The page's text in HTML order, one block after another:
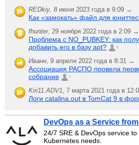
REDkiy, 8 июня 2023 года в 9:09 →
Как «замокать» файл для
fhunter, 29 ноября 2022 года в 2:09 →
Проблема с NO_PUBKEY: как
добавить его в базу apt?
6
Иванн, 9 апреля 2022 года в 8:31 →
Ассоциация РАСПО провела
собрание
1
Kiri11.ADV1, 7 марта 2021 года в
Логи catalina.out в TomCat 9 в
DevOps as a Service
24/7 SRE & DevOps service
Kubernetes needs.